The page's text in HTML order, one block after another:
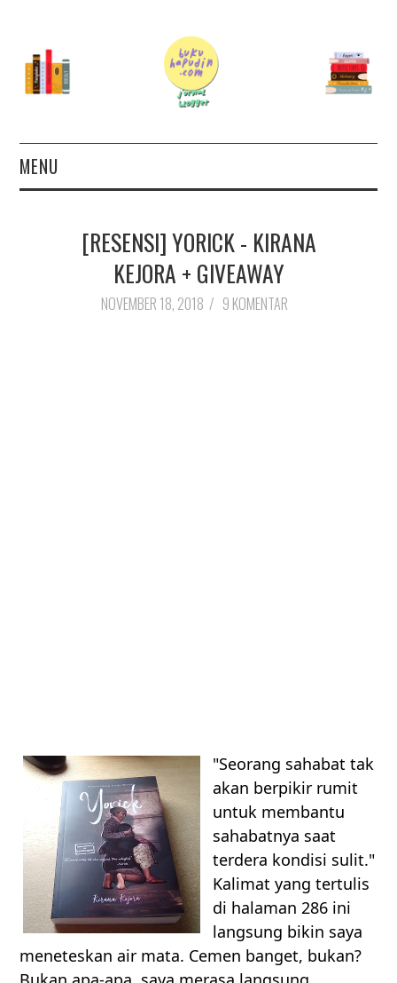
MENU
AUTHOR
26 BOOKS FOR 2026
[RESENSI] YORICK - KIRANA
KEJORA + GIVEAWAY
NOVEMBER 18, 2018 / 9 KOMENTAR
"Seorang sahabat tak
akan berpikir rumit
untuk membantu
sahabatnya saat
terdera kondisi sulit."
Kalimat yang tertulis
di halaman 286 ini
langsung bikin saya
meneteskan air mata. Cemen banget, bukan?